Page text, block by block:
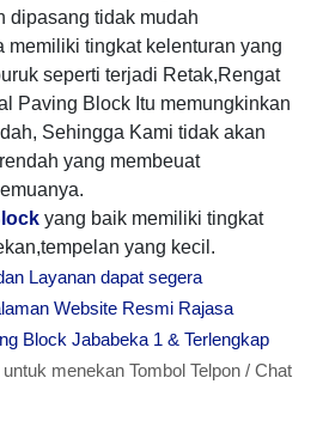
dipasang tidak mudah
memiliki tingkat kelenturan yang
seperti terjadi Retak,Rengat
Paving Block Itu memungkinkan
Sehingga Kami tidak akan
yang membeuat
yang baik memiliki tingkat
yang kecil.
Layanan dapat segera
Website Resmi Rajasa
Block Jababeka 1 & Terlengkap
menekan Tombol Telpon / Chat